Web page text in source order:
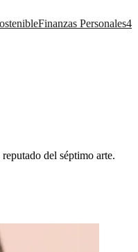
Finanzas Personales4
del séptimo arte.